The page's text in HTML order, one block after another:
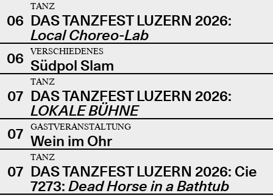
06
TANZ
DAS TANZFEST LUZERN 2026:
Local Choreo-Lab
06
VERSCHIEDENES
Südpol Slam
07
TANZ
DAS TANZFEST LUZERN 2026:
LOKALE BÜHNE
07
GASTVERANSTALTUNG
Wein im Ohr
07
TANZ
DAS TANZFEST LUZERN 2026: Cie
7273: Dead Horse in a Bathtub